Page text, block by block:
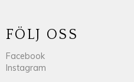
FÖLJ OSS
Facebook
Instagram